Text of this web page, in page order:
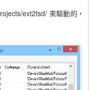
ext2fsd/ 來驅動的，